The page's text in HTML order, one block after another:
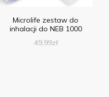
Microlife zestaw do
inhalacji do NEB 1000
49,99zł